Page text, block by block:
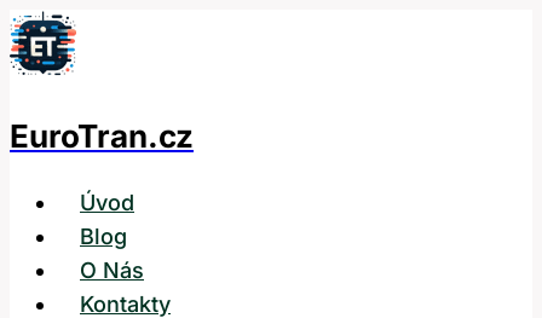
Přeskočit
na
EuroTran.cz
Úvod
Blog
O Nás
Kontakty